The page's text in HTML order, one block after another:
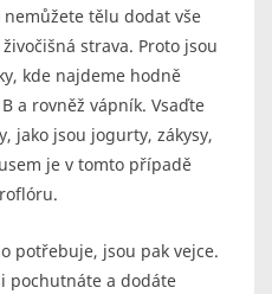
tělu dodat vše
strava. Proto jsou
kde najdeme hodně
a rovněž vápník. Vsaďte
jako jsou jogurty, zákysy,
je v tomto případě
potřebuje, jsou pak vejce.
pochutnáte a dodáte